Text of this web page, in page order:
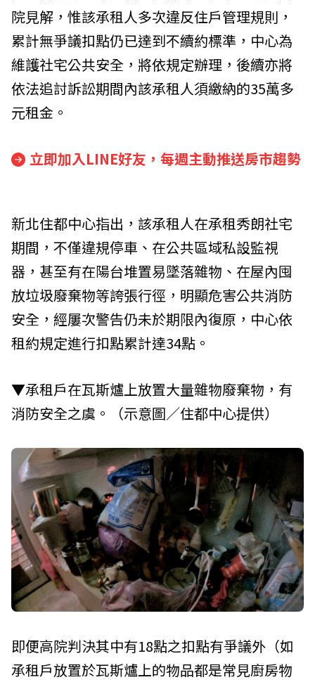
院見解，惟該承租人多次違反住戶管理規則，
累計無爭議扣點仍已達到不續約標準，中心為
維護社宅公共安全，將依規定辦理，後續亦將
依法追討訴訟期間內該承租人須繳納的35萬多
元租金。
立即加入LINE好友，每週主動推送房市趨勢
新北住都中心指出，該承租人在承租秀朗社宅
期間，不僅違規停車、在公共區域私設監視
器，甚至有在陽台堆置易墜落雜物、在屋內囤
放垃圾廢棄物等誇張行徑，明顯危害公共消防
安全，經屢次警告仍未於期限內復原，中心依
租約規定進行扣點累計達34點。
▼承租戶在瓦斯爐上放置大量雜物廢棄物，有
消防安全之虞。（示意圖／住都中心提供）
即便高院判決其中有18點之扣點有爭議外（如
承租戶放置於瓦斯爐上的物品都是常見廚房物